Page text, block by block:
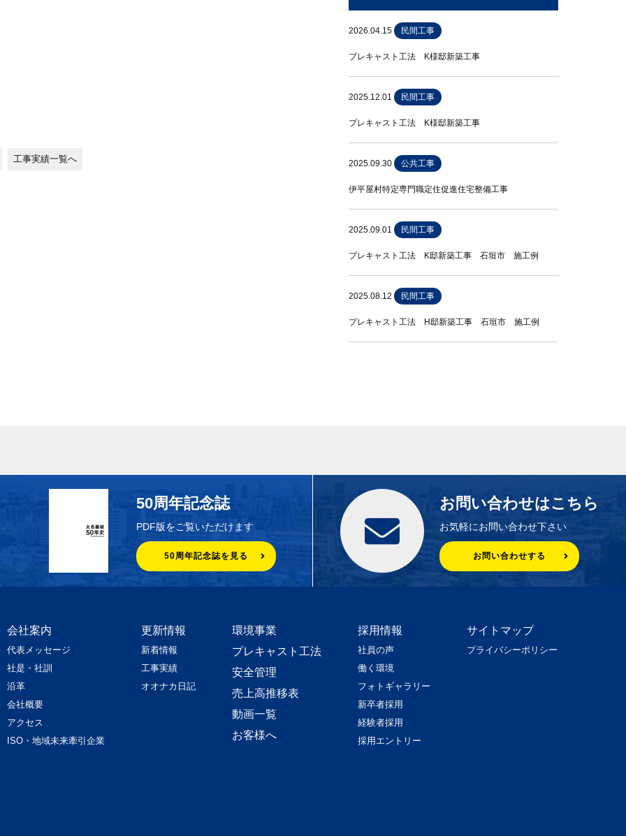
工事実績一覧へ
2026.04.15 民間工事
プレキャスト工法 K様邸新築工事
2025.12.01 民間工事
プレキャスト工法 K様邸新築工事
2025.09.30 公共工事
伊平屋村特定専門職定住促進住宅整備工事
2025.09.01 民間工事
プレキャスト工法 K邸新築工事 石垣市 施工例
2025.08.12 民間工事
プレキャスト工法 H邸新築工事 石垣市 施工例
50周年記念誌
PDF版をご覧いただけます
50周年記念誌を見る
お問い合わせはこちら
お気軽にお問い合わせ下さい
お問い合わせする
会社案内
代表メッセージ
社是・社訓
沿革
会社概要
アクセス
ISO・地域未来牽引企業
更新情報
新着情報
工事実績
オオナカ日記
環境事業
プレキャスト工法
安全管理
売上高推移表
動画一覧
お客様へ
採用情報
社員の声
働く環境
フォトギャラリー
新卒者採用
経験者採用
採用エントリー
サイトマップ
プライバシーポリシー